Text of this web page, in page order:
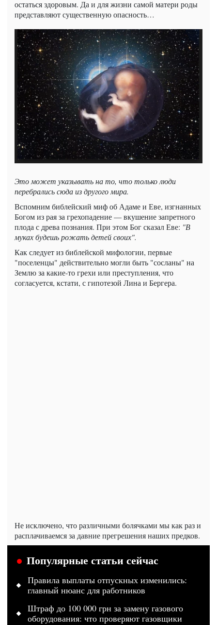
остаться здоровым. Да и для жизни самой матери роды
представляют существенную опасность…
Это может указывать на то, что только люди
перебрались сюда из другого мира.
Вспомним библейский миф об Адаме и Еве, изгнанных
Богом из рая за грехопадение — вкушение запретного
плода с древа познания. При этом Бог сказал Еве: "В
муках будешь рожать детей своих".
Как следует из библейской мифологии, первые
"поселенцы" действительно могли быть "сосланы" на
Землю за какие-то грехи или преступления, что
согласуется, кстати, с гипотезой Лина и Бергера.
Не исключено, что различными болячками мы как раз и
расплачиваемся за давние прегрешения наших предков.
Популярные статьи сейчас
Правила выплаты отпускных изменились:
главный нюанс для работников
Штраф до 100 000 грн за замену газового
оборудования: что проверяют газовщики